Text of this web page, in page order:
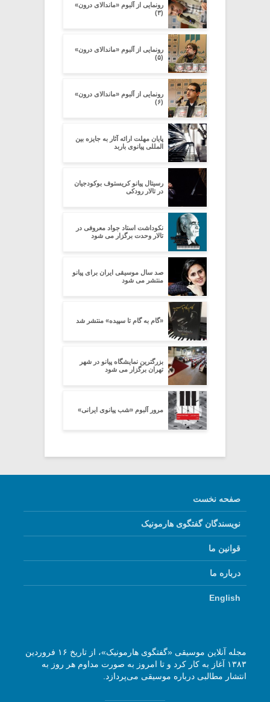
رونمایی از آلبوم «ماندالای درون»
(۳)
رونمایی از آلبوم «ماندالای درون»
(۵)
رونمایی از آلبوم «ماندالای درون»
(۶)
پایان مهلت ارائه آثار به جایزه بین
المللی پیانوی باربد
رسیتال پیانو کریستوف بوکودجیان
در تالار رودکى
نکوداشت استاد جواد معروفی در
تالار وحدت برگزار می شود
صد سال موسیقی ایران برای پیانو
منتشر می شود
«گام به گام تا سپیده» منتشر شد
بزرگترین نمایشگاه پیانو در شهر
تهران برگزار می شود
مرور آلبوم «شب پیانوی ایرانی»
صفحه نخست
نویسندگان گفتگوی هارمونیک
قوانین ما
درباره ما
English
مجله آنلاین موسیقی «گفتگوی هارمونیک»، از تاریخ ۱۶ فروردین
۱۳۸۳ آغاز به کار کرد و تا امروز به صورت مداوم هر روز به
انتشار مطالبی درباره موسیقی می‌پردازد.